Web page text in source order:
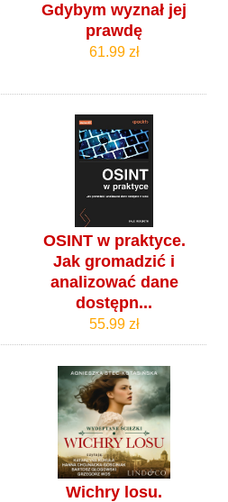
Gdybym wyznał jej
prawdę
61.99 zł
OSINT w praktyce.
Jak gromadzić i
analizować dane
dostępn...
55.99 zł
Wichry losu.